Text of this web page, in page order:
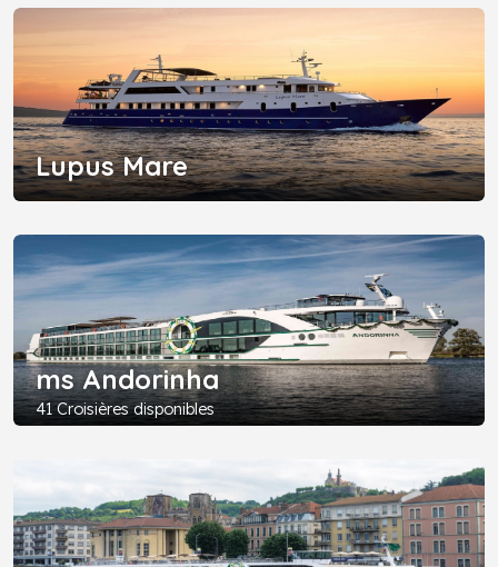
Lupus Mare
ms Andorinha
41 Croisières disponibles